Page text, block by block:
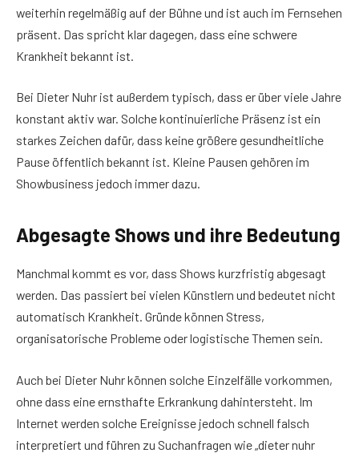
weiterhin regelmäßig auf der Bühne und ist auch im Fernsehen
präsent. Das spricht klar dagegen, dass eine schwere
Krankheit bekannt ist.
Bei Dieter Nuhr ist außerdem typisch, dass er über viele Jahre
konstant aktiv war. Solche kontinuierliche Präsenz ist ein
starkes Zeichen dafür, dass keine größere gesundheitliche
Pause öffentlich bekannt ist. Kleine Pausen gehören im
Showbusiness jedoch immer dazu.
Abgesagte Shows und ihre Bedeutung
Manchmal kommt es vor, dass Shows kurzfristig abgesagt
werden. Das passiert bei vielen Künstlern und bedeutet nicht
automatisch Krankheit. Gründe können Stress,
organisatorische Probleme oder logistische Themen sein.
Auch bei Dieter Nuhr können solche Einzelfälle vorkommen,
ohne dass eine ernsthafte Erkrankung dahintersteht. Im
Internet werden solche Ereignisse jedoch schnell falsch
interpretiert und führen zu Suchanfragen wie „dieter nuhr